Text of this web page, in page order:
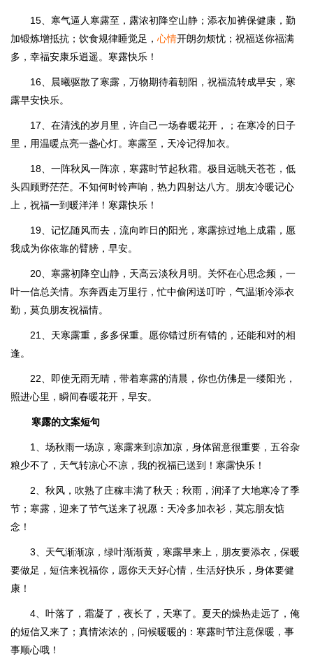
15、寒气逼人寒露至，露浓初降空山静；添衣加裤保健康，勤
加锻炼增抵抗；饮食规律睡觉足， 心情开朗勿烦忧；祝福送你福满
多，幸福安康乐逍遥。寒露快乐！
16、晨曦驱散了寒露，万物期待着朝阳，祝福流转成早安，寒
露早安快乐。
17、在清浅的岁月里，许自己一场春暖花开，；在寒冷的日子
里，用温暖点亮一盏心灯。寒露至，天冷记得加衣。
18、一阵秋风一阵凉，寒露时节起秋霜。极目远眺天苍苍，低
头四顾野茫茫。不知何时铃声响，热力四射达八方。朋友冷暖记心
上，祝福一到暖洋洋！寒露快乐！
19、记忆随风而去，流向昨日的阳光，寒露掠过地上成霜，愿
我成为你依靠的臂膀，早安。
20、寒露初降空山静，天高云淡秋月明。关怀在心思念频，一
叶一信总关情。东奔西走万里行，忙中偷闲送叮咛，气温渐冷添衣
勤，莫负朋友祝福情。
21、天寒露重，多多保重。愿你错过所有错的，还能和对的相
逢。
22、即使无雨无晴，带着寒露的清晨，你也仿佛是一缕阳光，
照进心里，瞬间春暖花开，早安。
寒露的文案短句
1、场秋雨一场凉，寒露来到凉加凉，身体留意很重要，五谷杂
粮少不了，天气转凉心不凉，我的祝福已送到！寒露快乐！
2、秋风，吹熟了庄稼丰满了秋天；秋雨，润泽了大地寒冷了季
节；寒露，迎来了节气送来了祝愿：天冷多加衣衫，莫忘朋友惦
念！
3、天气渐渐凉，绿叶渐渐黄，寒露早来上，朋友要添衣，保暖
要做足，短信来祝福你，愿你天天好心情，生活好快乐，身体要健
康！
4、叶落了，霜凝了，夜长了，天寒了。夏天的燥热走远了，俺
的短信又来了；真情浓浓的，问候暖暖的：寒露时节注意保暖，事
事顺心哦！